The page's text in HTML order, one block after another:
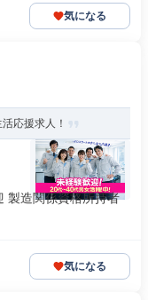
気になる
応援求人！
製造関係資格所持者
気になる